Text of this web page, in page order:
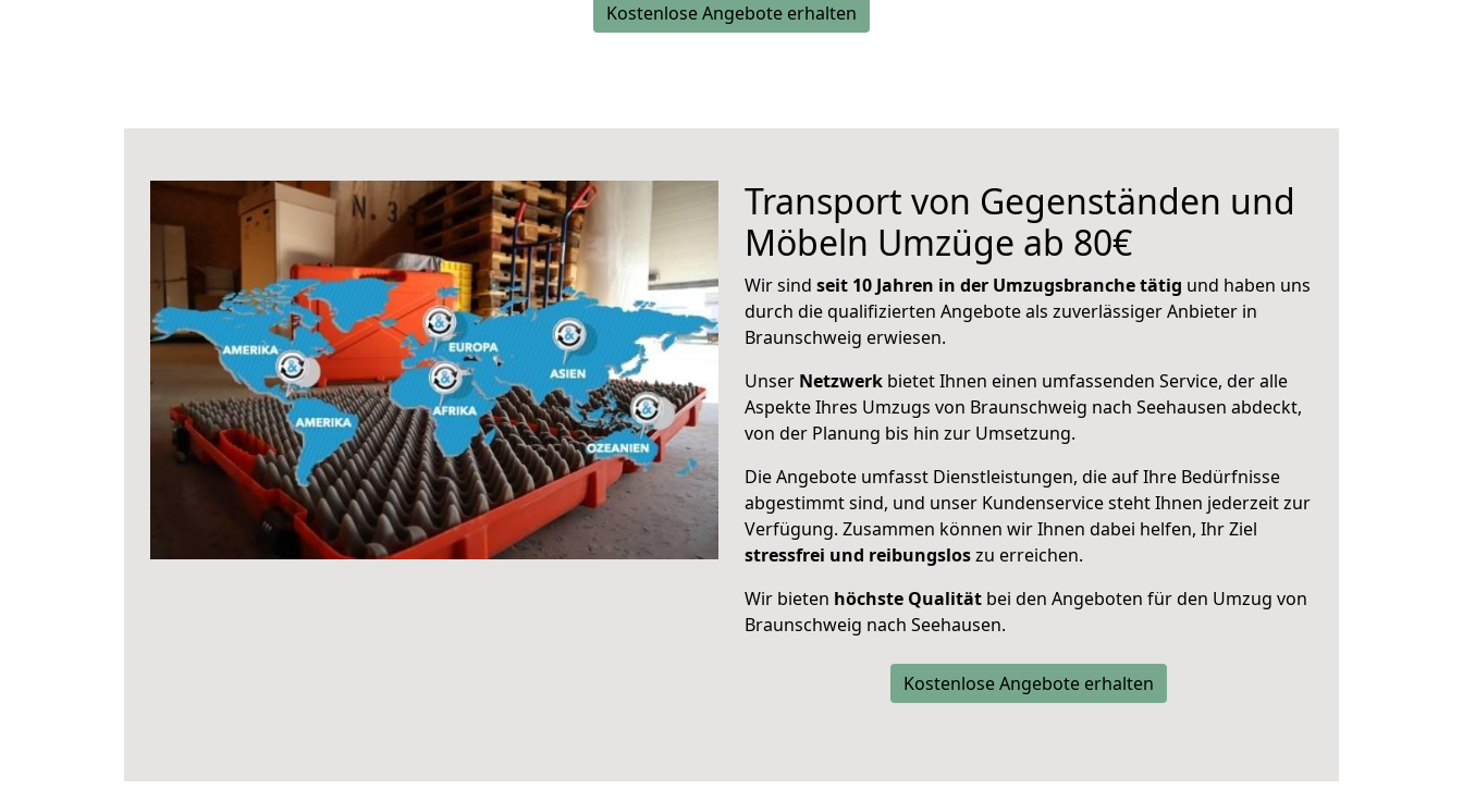
Kostenlose Angebote erhalten
Transport von Gegenständen und
Möbeln Umzüge ab 80€
Wir sind seit 10 Jahren in der Umzugsbranche tätig und haben uns
durch die qualifizierten Angebote als zuverlässiger Anbieter in
Braunschweig erwiesen.
Unser Netzwerk bietet Ihnen einen umfassenden Service, der alle
Aspekte Ihres Umzugs von Braunschweig nach Seehausen abdeckt,
von der Planung bis hin zur Umsetzung.
Die Angebote umfasst Dienstleistungen, die auf Ihre Bedürfnisse
abgestimmt sind, und unser Kundenservice steht Ihnen jederzeit zur
Verfügung. Zusammen können wir Ihnen dabei helfen, Ihr Ziel
stressfrei und reibungsloszu erreichen.
Wir bieten höchste Qualität bei den Angeboten für den Umzug von
Braunschweig nach Seehausen.
Kostenlose Angebote erhalten